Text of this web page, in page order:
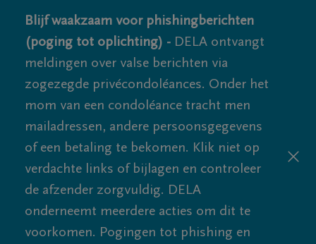
Blijf waakzaam voor phishingberichten
(poging tot oplichting) - DELA ontvangt
meldingen over valse berichten via
zogezegde privécondoléances. Onder het
mom van een condoléance tracht men
mailadressen, andere persoonsgegevens
of een betaling te bekomen. Klik niet op
verdachte links of bijlagen en controleer
de afzender zorgvuldig. DELA
onderneemt meerdere acties om dit te
voorkomen. Pogingen tot phishing en